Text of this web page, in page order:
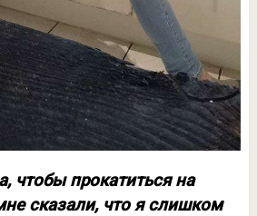
чтобы прокатиться на
сказали, что я слишком